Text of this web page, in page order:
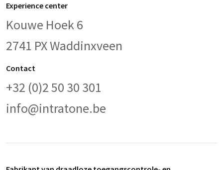
Experience center
Kouwe Hoek 6
2741 PX Waddinxveen
Contact
+32 (0)2 50 30 301
info@intratone.be